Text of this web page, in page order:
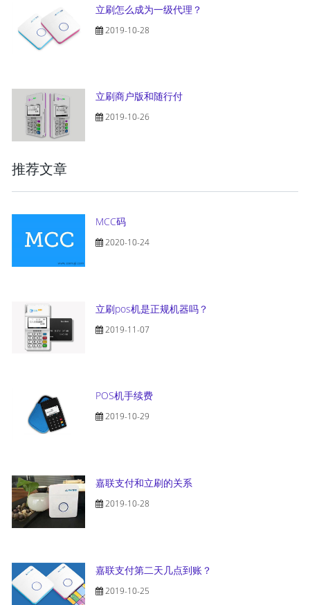
立刷怎么成为一级代理？
2019-10-28
立刷商户版和随行付
2019-10-26
推荐文章
MCC码
2020-10-24
立刷pos机是正规机器吗？
2019-11-07
POS机手续费
2019-10-29
嘉联支付和立刷的关系
2019-10-28
嘉联支付第二天几点到账？
2019-10-25